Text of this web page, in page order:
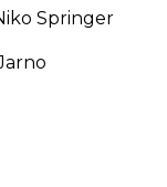
Springer